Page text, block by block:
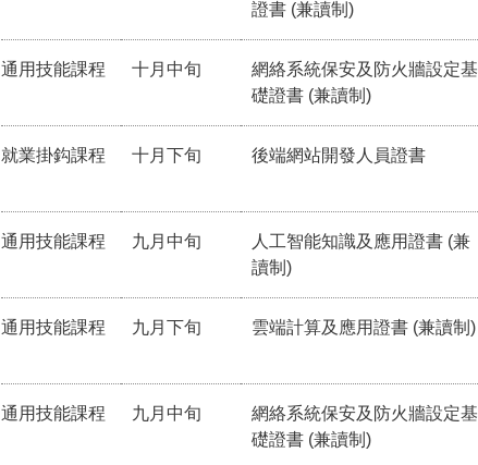
證書 (兼讀制)
通用技能課程 十月中旬
網絡系統保安及防火牆設定基
礎證書 (兼讀制)
就業掛鈎課程 十月下旬 後端網站開發人員證書
通用技能課程 九月中旬
人工智能知識及應用證書 (兼
讀制)
通用技能課程 九月下旬 雲端計算及應用證書 (兼讀制)
通用技能課程 九月中旬
網絡系統保安及防火牆設定基
礎證書 (兼讀制)